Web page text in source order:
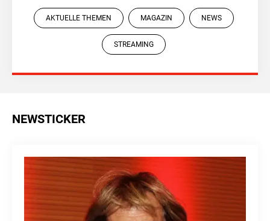
AKTUELLE THEMEN MAGAZIN NEWS
STREAMING
NEWSTICKER